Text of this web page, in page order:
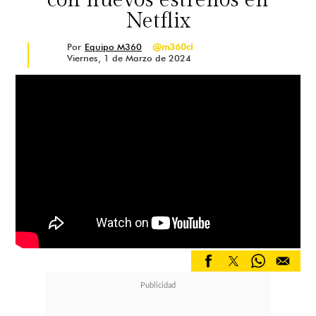
"Siempre he sido una persona
busquilla y preguntona, me encanta
salir a ver a la gente, que es una
Netflix
Por Equipo M360
@m360cl
Viernes, 1 de Marzo de 2024